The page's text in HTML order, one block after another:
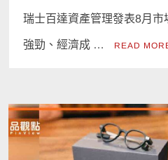
瑞士百達資產管理發表8月市
強勁、經濟成 … READ